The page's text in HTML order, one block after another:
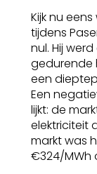
Kijk nu
tijdens
nul. Hij
gedurende
een
Een
lijkt: de
elektriciteit
markt was
€324/MWh